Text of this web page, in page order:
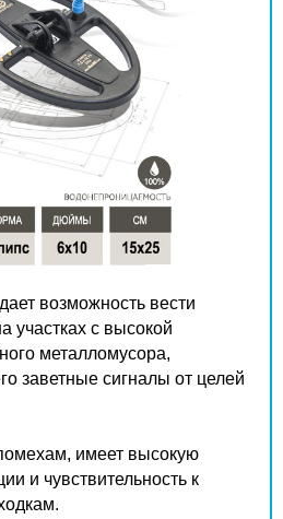
дает возможность вести
участках с высокой
металломусора,
заветные сигналы от целей
имеет высокую
и чувствительность к